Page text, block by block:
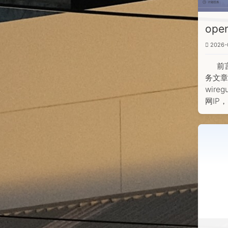
前
务文
网IP